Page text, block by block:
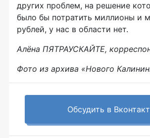
других проблем, на решение
было бы потратить миллионы и
рублей, у нас в области нет.
Алёна ПЯТРАУСКАЙТЕ,
Фото из архива «Нового
Обсудить в